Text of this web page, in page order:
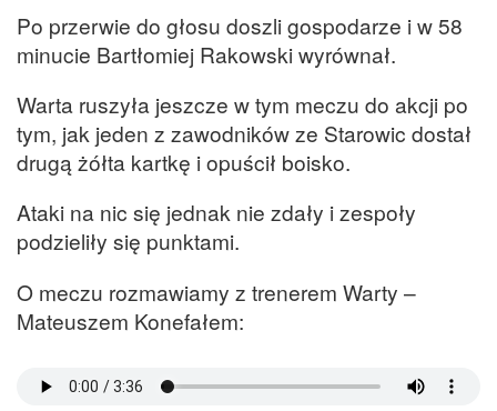
Po przerwie do głosu doszli gospodarze i w 58
minucie Bartłomiej Rakowski wyrównał.
Warta ruszyła jeszcze w tym meczu do akcji po
tym, jak jeden z zawodników ze Starowic dostał
drugą żółta kartkę i opuścił boisko.
Ataki na nic się jednak nie zdały i zespoły
podzieliły się punktami.
O meczu rozmawiamy z trenerem Warty –
Mateuszem Konefałem: